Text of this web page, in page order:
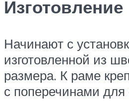
Изготовление
Начинают с
изготовленной из
размера. К раме
с поперечинами для